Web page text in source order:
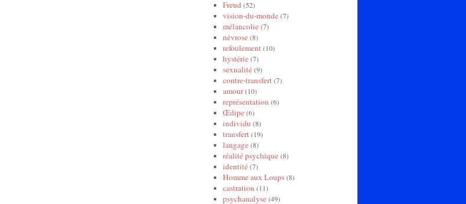
Freud (52)
vision-du-monde(7)
mélancolie(7)
névrose(8)
refoulement(10)
hystérie(7)
sexualité(9)
contre-transfert(7)
amour(10)
représentation (6)
Œdipe(6)
individu (8)
transfert(19)
langage(8)
réalité psychique(8)
identité(7)
Homme aux Loups(8)
castration (11)
psychanalyse(49)